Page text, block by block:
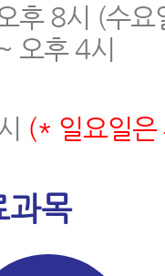
후 8시 (수
오후 4시
(* 일요일은
과목